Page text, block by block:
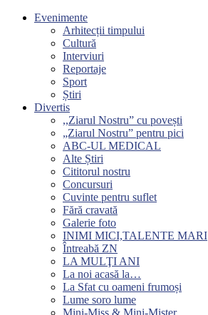
Evenimente
Arhitecții timpului
Cultură
Interviuri
Reportaje
Sport
Știri
Divertis
,,Ziarul Nostru” cu povești
„Ziarul Nostru” pentru pici
ABC-UL MEDICAL
Alte Știri
Cititorul nostru
Concursuri
Cuvinte pentru suflet
Fără cravată
Galerie foto
INIMI MICI,TALENTE MARI
Întreabă ZN
LA MULŢI ANI
La noi acasă la…
La Sfat cu oameni frumoși
Lume soro lume
Mini-Miss & Mini-Mister